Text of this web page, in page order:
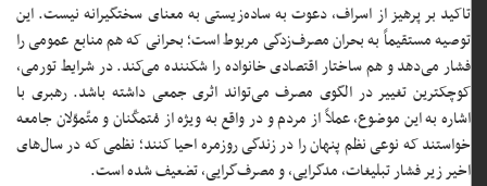
تاکید بر پرهیز از اسراف، دعوت به ساده‌زیستی به معنای سختگیرانه نیست. این
توصیه مستقیماً به بحران مصرف‌زدگی مربوط است؛ بحرانی که هم منابع عمومی را
فشار می‌دهد و هم ساختار اقتصادی خانواده را شکننده می‌کند. در شرایط تورمی،
کوچکترین تغییر در الگوی مصرف می‌تواند اثری جمعی داشته باشد. رهبری با
اشاره به این موضوع، عملاً از مردم و در واقع به ویژه از مُتمکّنان و متّموّلان جامعه
خواستند که نوعی نظم پنهان را در زندگی روزمره احیا کنند؛ نظمی که در سال‌های
اخیر زیر فشار تبلیغات، مدگرایی، و مصرف‌گرایی، تضعیف شده است.